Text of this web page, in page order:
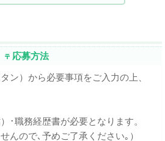
応募方法
ン）から必要事項をご入力の上、
･職務経歴書が必要となります。
んので､予めご了承ください｡）